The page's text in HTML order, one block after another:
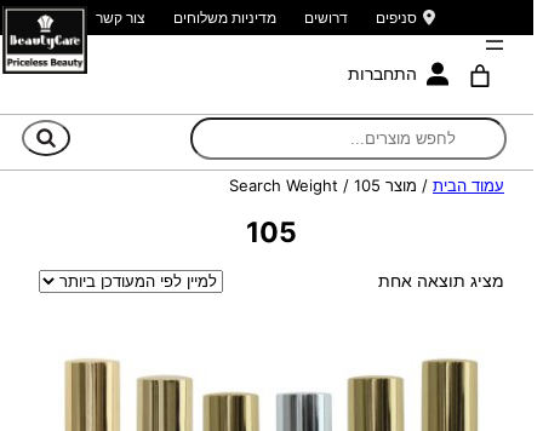
סניפים דרושים מדיניות משלוחים צור קשר
התחברות
עמוד הבית / מוצר Search Weight / 105
105
מציג תוצאה אחת